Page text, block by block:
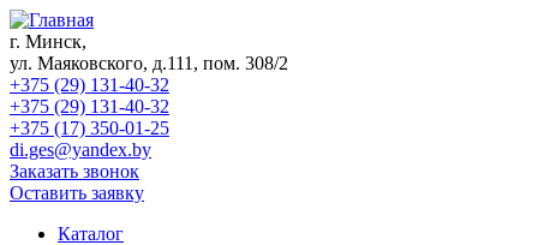
г. Минск,
ул. Маяковского, д.111, пом. 308/2
+375 (29) 131-40-32
+375 (29) 131-40-32
+375 (17) 350-01-25
di.ges@yandex.by
Заказать звонок
Оставить заявку
Каталог